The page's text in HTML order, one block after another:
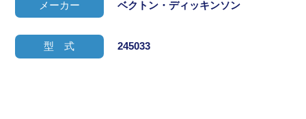
メーカー ベクトン・ディッキンソン
型 式 245033